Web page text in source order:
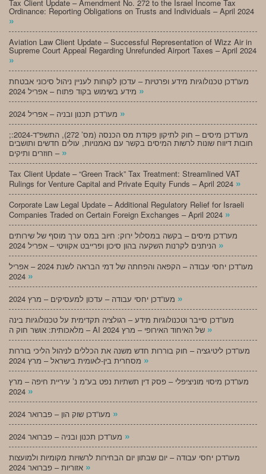
Tax Client Update – Amendment No. 272 to the Israel Income Tax
Ordinance: Reporting Obligations on Trusts and Individuals – April 2024
»
Aviation Law Client Update – Successful Representation of Wizz Air in
Supreme Court Appeal Regarding Unrefunded Airport Taxes – April 2024
»
מעו”דכן טכנולוגיות מידע ופרטיות – עדכון לקוחות לעניין ניהול סיכוני אבטחת
»
»
;מעו”דכן מיסים – חוק לתיקון פקודת מס הכנסה (מס’ 272), התשפ”ד-2024:
חובות דיווח שונות לרשות המיסים בקשר עם נאמנויות, עולים חדשים ותושבים
חוזרים ותיקים – »
Tax Client Update – “Green Track” Tax Treatment: Streamlined VAT
Rulings for Venture Capital and Private Equity Funds – April 2024 »
Corporate Law Legal Update – Additional Regulatory Relief for Israeli
Companies Traded on Certain Foreign Exchanges – April 2024 »
מעו”דכן מיסים – בקשה במסלול ירוק: חיוב במס ערך מוסף של שירותים
»
מעו”דכן יחסי עבודה – הקפאה והפחתה של דמי הבראה לשנת 2024 – אפריל
»
»
מעו”דכן סייבר וטכנולוגיות מידע – רגולציה תקדימית על טכנולוגיות בינה
»
מעו”דכן ליטיגציה – חוק בוררות חדש משנה את הכללים לניהול הליכי בוררות
»
מעו”דכן מיסוי מוניציפלי – פסק דין תשתיות נפט בע”מ נ’ עיריית חיפה – מרץ
»
»
»
מעו”דכן יחסי עבודה – יום שבתון יום הבחירות לרשויות מקומיות ולמועצות
»